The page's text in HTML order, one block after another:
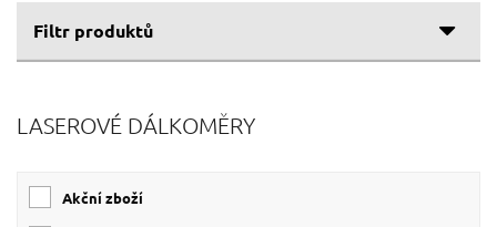
Filtr produktů
LASEROVÉ DÁLKOMĚRY
Akční zboží